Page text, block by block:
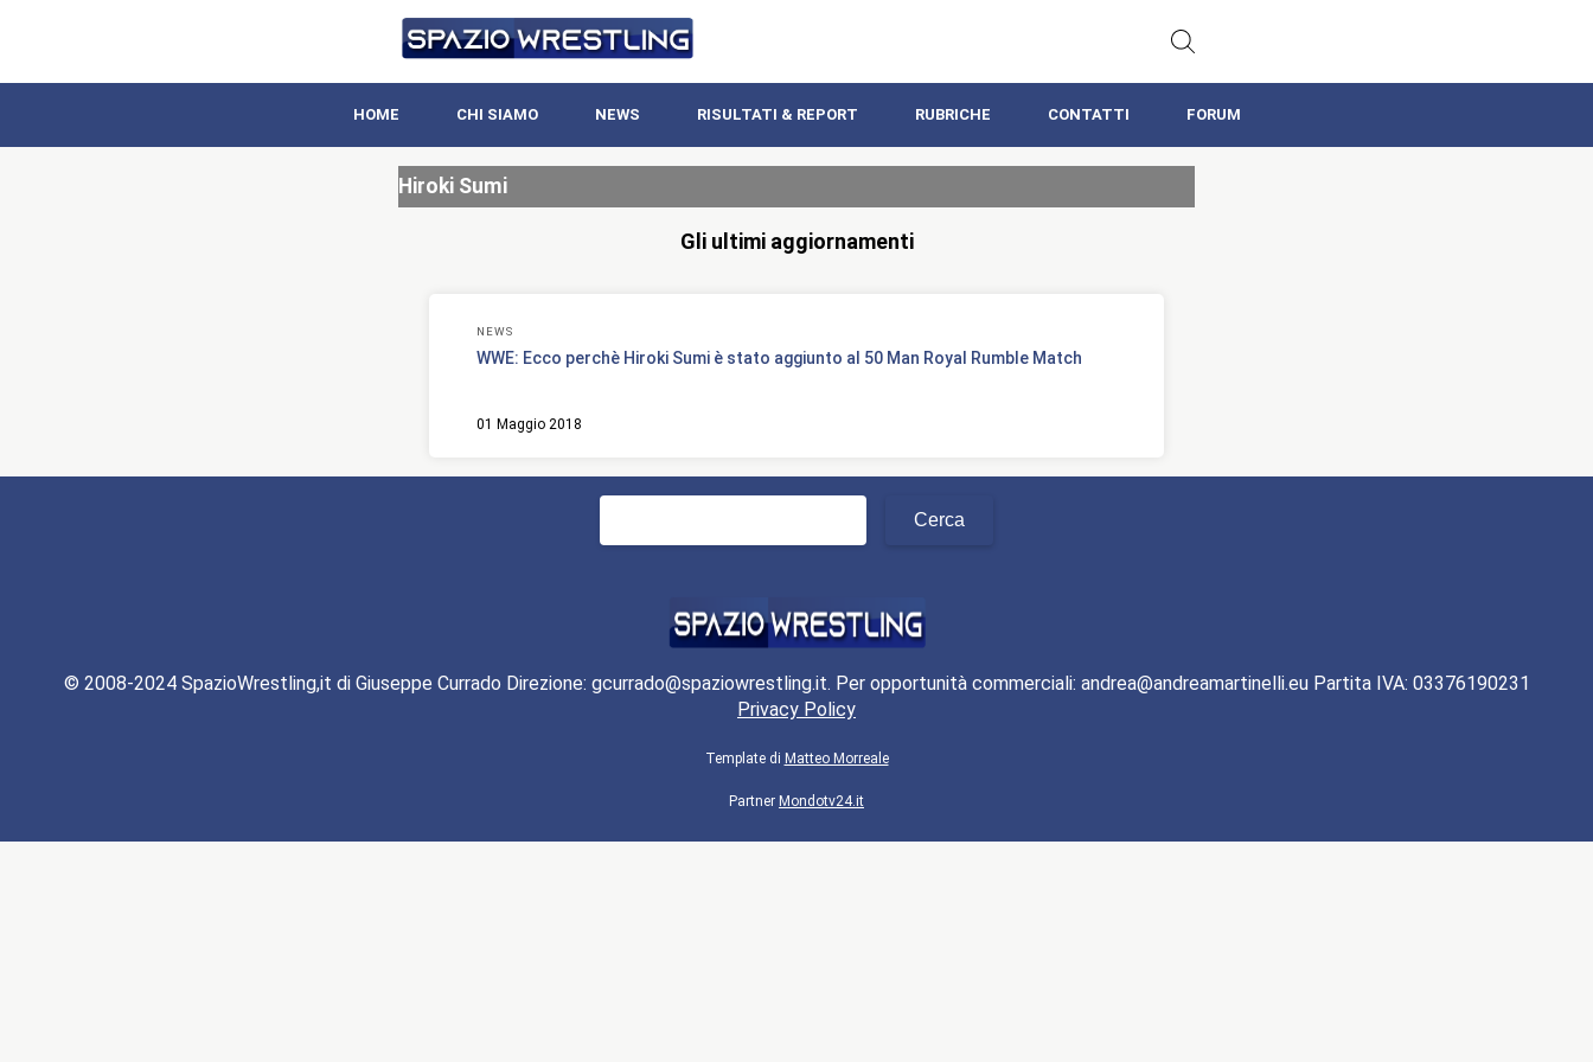
HOME CHI SIAMO NEWS RISULTATI & REPORT RUBRICHE CONTATTI FORUM
Hiroki Sumi
Gli ultimi aggiornamenti
NEWS
WWE: Ecco perchè Hiroki Sumi è stato aggiunto al 50 Man Royal Rumble Match
01 Maggio 2018
© 2008-2024 SpazioWrestling,it di Giuseppe Currado Direzione: gcurrado@spaziowrestling.it. Per opportunità commerciali: andrea@andreamartinelli.eu Partita IVA: 03376190231
Privacy Policy
Template di Matteo Morreale
Partner Mondotv24.it